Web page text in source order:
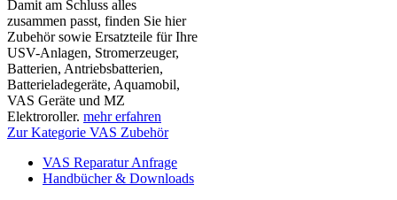
Damit am Schluss alles
zusammen passt, finden Sie hier
Zubehör sowie Ersatzteile für Ihre
USV-Anlagen, Stromerzeuger,
Batterien, Antriebsbatterien,
Batterieladegeräte, Aquamobil,
VAS Geräte und MZ
Elektroroller. mehr erfahren
Zur Kategorie VAS Zubehör
VAS Reparatur Anfrage
Handbücher & Downloads